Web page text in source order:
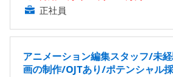
正社員
アニメーション編集スタッフ/未
画の制作/OJTあり/ポテンシャル